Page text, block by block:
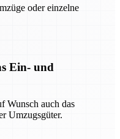
oder einzelne
Ein- und
Wunsch auch das
Umzugsgüter.